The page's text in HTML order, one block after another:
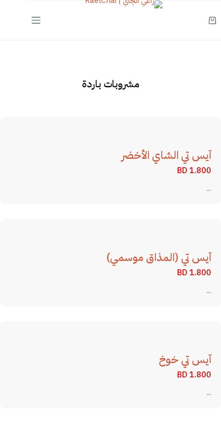
إلى
عربة
التسوق
مشروبات باردة
آيس تي الشاي الأخضر
BD 1.800
...
آيس تي (المذاق موسمي)
BD 1.800
...
آيس تي خوخ
BD 1.800
...